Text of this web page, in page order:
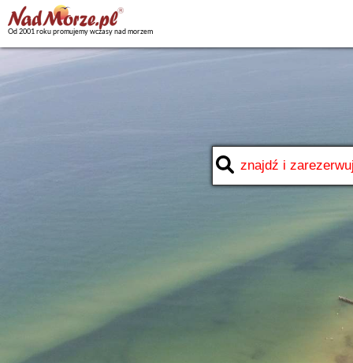
Od 2001 roku promujemy wczasy nad morzem